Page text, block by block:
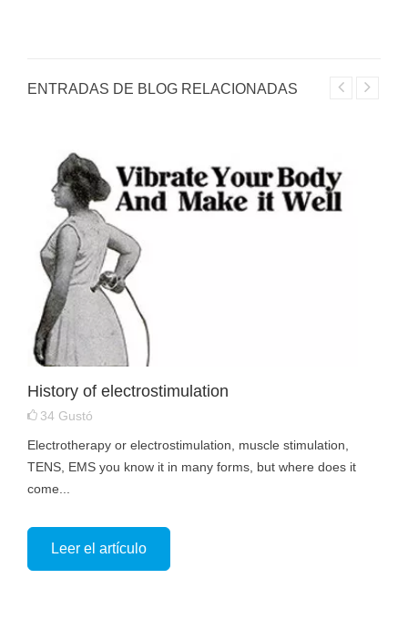
ENTRADAS DE BLOG RELACIONADAS
History of electrostimulation
34 Gustó
Electrotherapy or electrostimulation, muscle stimulation,
TENS, EMS you know it in many forms, but where does it
come...
Leer el artículo